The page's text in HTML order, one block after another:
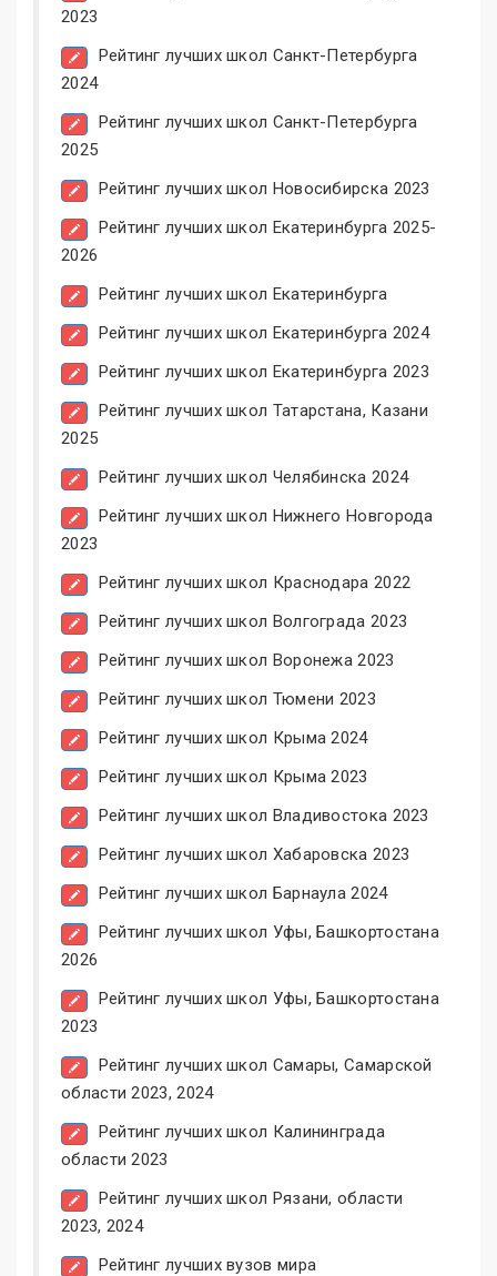
2023
Рейтинг лучших школ Санкт-Петербурга
2024
Рейтинг лучших школ Санкт-Петербурга
2025
Рейтинг лучших школ Новосибирска 2023
Рейтинг лучших школ Екатеринбурга 2025-
2026
Рейтинг лучших школ Екатеринбурга
Рейтинг лучших школ Екатеринбурга 2024
Рейтинг лучших школ Екатеринбурга 2023
Рейтинг лучших школ Татарстана, Казани
2025
Рейтинг лучших школ Челябинска 2024
Рейтинг лучших школ Нижнего Новгорода
2023
Рейтинг лучших школ Краснодара 2022
Рейтинг лучших школ Волгограда 2023
Рейтинг лучших школ Воронежа 2023
Рейтинг лучших школ Тюмени 2023
Рейтинг лучших школ Крыма 2024
Рейтинг лучших школ Крыма 2023
Рейтинг лучших школ Владивостока 2023
Рейтинг лучших школ Хабаровска 2023
Рейтинг лучших школ Барнаула 2024
Рейтинг лучших школ Уфы, Башкортостана
2026
Рейтинг лучших школ Уфы, Башкортостана
2023
Рейтинг лучших школ Самары, Самарской
области 2023, 2024
Рейтинг лучших школ Калининграда
области 2023
Рейтинг лучших школ Рязани, области
2023, 2024
Рейтинг лучших вузов мира